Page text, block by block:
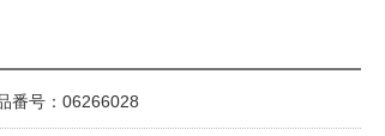
番号：06266028